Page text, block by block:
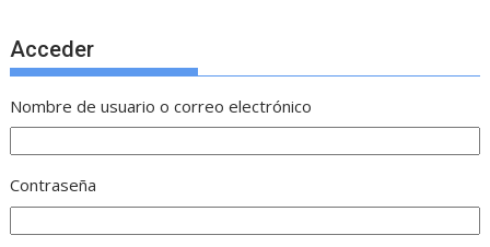
Acceder
Nombre de usuario o correo electrónico
Contraseña